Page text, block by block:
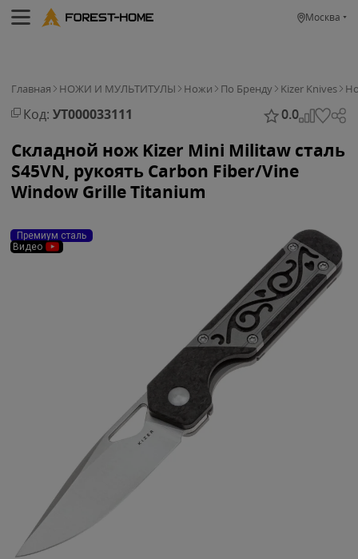
Москва
Главная НОЖИ И МУЛЬТИТУЛЫ Ножи По Бренду Kizer Knives
Код: УТ000033111 0.0
Складной нож Kizer Mini Militaw сталь
S45VN, рукоять Carbon Fiber/Vine
Window Grille Titanium
Премиум сталь
Видео